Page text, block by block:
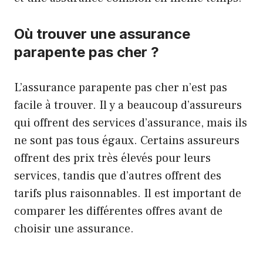
Où trouver une assurance
parapente pas cher ?
L’assurance parapente pas cher n’est pas
facile à trouver. Il y a beaucoup d’assureurs
qui offrent des services d’assurance, mais ils
ne sont pas tous égaux. Certains assureurs
offrent des prix très élevés pour leurs
services, tandis que d’autres offrent des
tarifs plus raisonnables. Il est important de
comparer les différentes offres avant de
choisir une assurance.